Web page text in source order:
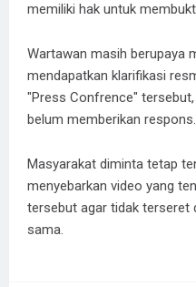
memiliki hak untuk
Wartawan masih berupaya
mendapatkan klarifikasi
"Press Confrence"
belum memberikan respons.
​Masyarakat diminta tetap
menyebarkan video yang
tersebut agar tidak terseret
sama.